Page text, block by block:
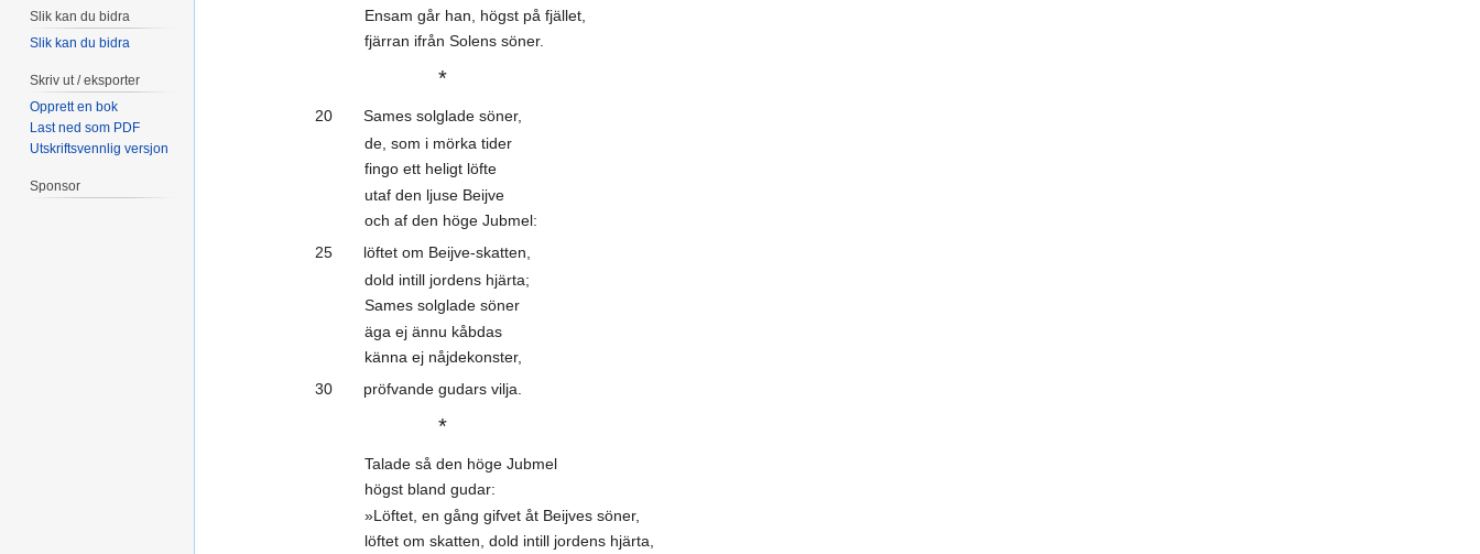
Ensam går han, högst på fjället,
fjärran ifrån Solens söner.
*
20 Sames solglade söner,
de, som i mörka tider
fingo ett heligt löfte
utaf den ljuse Beijve
och af den höge Jubmel:
25 löftet om Beijve-skatten,
dold intill jordens hjärta;
Sames solglade söner
äga ej ännu kåbdas
känna ej nåjdekonster,
30 pröfvande gudars vilja.
*
Talade så den höge Jubmel
högst bland gudar:
»Löftet, en gång gifvet åt Beijves söner,
löftet om skatten, dold intill jordens hjärta,
Slik kan du bidra
Slik kan du bidra
Skriv ut / eksporter
Opprett en bok
Last ned som PDF
Utskriftsvennlig versjon
Sponsor